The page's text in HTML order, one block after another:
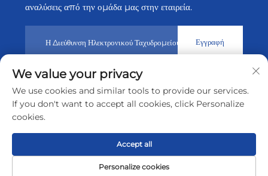
αναλύσεις από την ομάδα μας στην εταιρεία.
Εγγραφή
Πνευματικά δικαιώματα © 2026 από την Shenzhen Tiansheng
Cloud Technology CO., Ltd.
Πολιτική Απορρήτου
We value your privacy
We use cookies and similar tools to provide our services.
If you don't want to accept all cookies, click Personalize
cookies.
Personalize cookies
Accept all